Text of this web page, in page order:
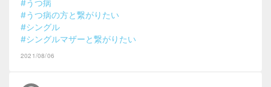
#うつ病
#うつ病の方と繋がりたい
#シングル
#シングルマザーと繋がりたい
2021/08/06